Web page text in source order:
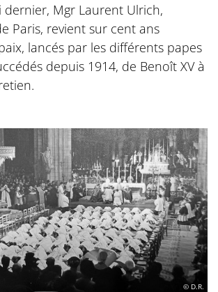
dernier, Mgr Laurent Ulrich,
Paris, revient sur cent ans
lancés par les différents papes
depuis 1914, de Benoît XV à
© D.R.